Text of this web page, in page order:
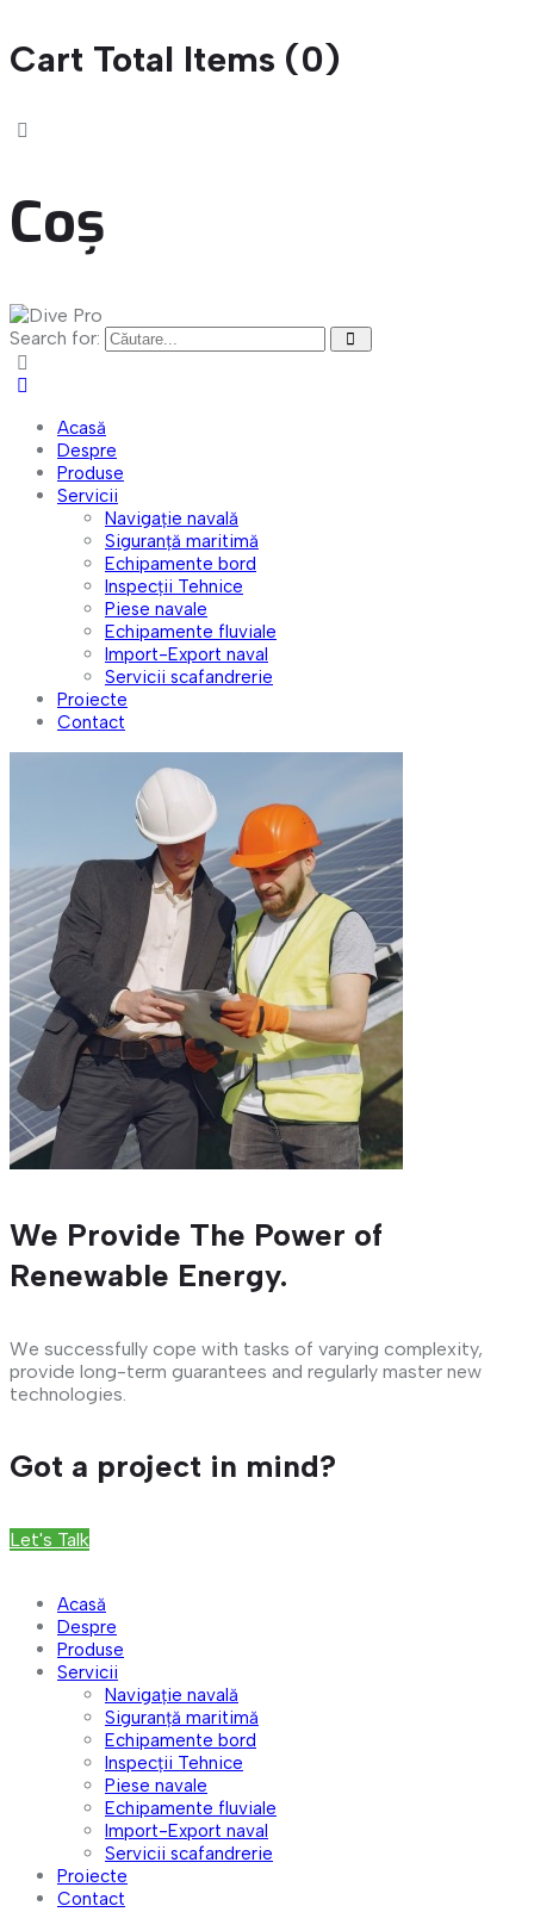
Cart Total Items (0)
Coș
Search for:
Acasă
Despre
Produse
Servicii
Navigație navală
Siguranță maritimă
Echipamente bord
Inspecții Tehnice
Piese navale
Echipamente fluviale
Import-Export naval
Servicii scafandrerie
Proiecte
Contact
We Provide The Power of
Renewable Energy.
We successfully cope with tasks of varying complexity,
provide long-term guarantees and regularly master new
technologies.
Got a project in mind?
Let's Talk
Acasă
Despre
Produse
Servicii
Navigație navală
Siguranță maritimă
Echipamente bord
Inspecții Tehnice
Piese navale
Echipamente fluviale
Import-Export naval
Servicii scafandrerie
Proiecte
Contact